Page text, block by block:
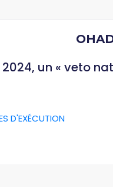
un « veto
D'EXÉCUTION